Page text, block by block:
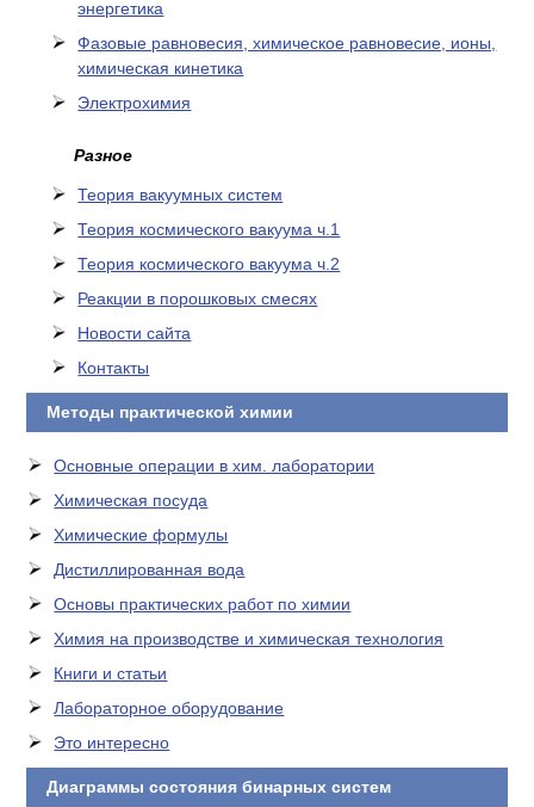
энергетика
Фазовые равновесия, химическое равновесие, ионы,
химическая кинетика
Электрохимия
Разное
Теория вакуумных систем
Теория космического вакуума ч.1
Теория космического вакуума ч.2
Реакции в порошковых смесях
Новости сайта
Контакты
Методы практической химии
Основные операции в хим. лаборатории
Химическая посуда
Химические формулы
Дистиллированная вода
Основы практических работ по химии
Химия на производстве и химическая технология
Книги и статьи
Лабораторное оборудование
Это интересно
Диаграммы состояния бинарных систем